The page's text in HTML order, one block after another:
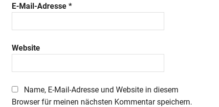
E-Mail-Adresse *
Website
Name, E-Mail-Adresse und Website in diesem
Browser für meinen nächsten Kommentar speichern.